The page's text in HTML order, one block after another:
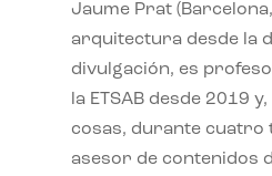
Jaume Prat
arquitectura desde la
divulgación, es
la ETSAB desde 2019
cosas, durante cuatro
asesor de contenidos